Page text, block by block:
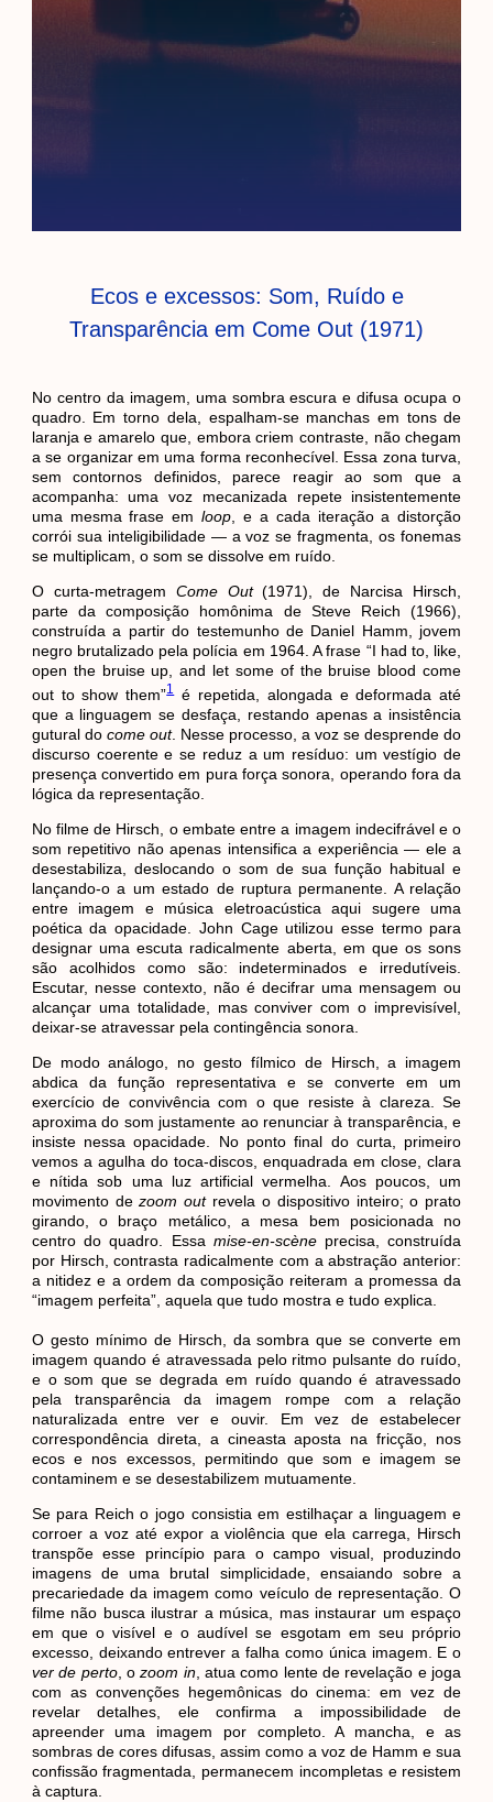
Ecos e excessos: Som, Ruído e
Transparência em Come Out (1971)
No centro da imagem, uma sombra escura e difusa ocupa o
quadro. Em torno dela, espalham-se manchas em tons de
laranja e amarelo que, embora criem contraste, não chegam
a se organizar em uma forma reconhecível. Essa zona turva,
sem contornos definidos, parece reagir ao som que a
acompanha: uma voz mecanizada repete insistentemente
uma mesma frase emloop, e a cada iteração a distorção
corrói sua inteligibilidade — a voz se fragmenta, os fonemas
se multiplicam, o som se dissolve em ruído.
O curta-metragem Come Out(1971), de Narcisa Hirsch,
parte da composição homônima de Steve Reich (1966),
construída a partir do testemunho de Daniel Hamm, jovem
negro brutalizado pela polícia em 1964. A frase “I had to, like,
open the bruise up, and let some of the bruise blood come
out to show them”1 é repetida, alongada e deformada até
que a linguagem se desfaça, restando apenas a insistência
gutural do come out. Nesse processo, a voz se desprende do
discurso coerente e se reduz a um resíduo: um vestígio de
presença convertido em pura força sonora, operando fora da
lógica da representação.
No filme de Hirsch, o embate entre a imagem indecifrável e o
som repetitivo não apenas intensifica a experiência — ele a
desestabiliza, deslocando o som de sua função habitual e
lançando-o a um estado de ruptura permanente. A relação
entre imagem e música eletroacústica aqui sugere uma
poética da opacidade. John Cage utilizou esse termo para
designar uma escuta radicalmente aberta, em que os sons
são acolhidos como são: indeterminados e irredutíveis.
Escutar, nesse contexto, não é decifrar uma mensagem ou
alcançar uma totalidade, mas conviver com o imprevisível,
deixar-se atravessar pela contingência sonora.
De modo análogo, no gesto fílmico de Hirsch, a imagem
abdica da função representativa e se converte em um
exercício de convivência com o que resiste à clareza. Se
aproxima do som justamente ao renunciar à transparência, e
insiste nessa opacidade. No ponto final do curta, primeiro
vemos a agulha do toca-discos, enquadrada em close, clara
e nítida sob uma luz artificial vermelha. Aos poucos, um
movimento dezoom outrevela o dispositivo inteiro; o prato
girando, o braço metálico, a mesa bem posicionada no
centro do quadro. Essa mise-en-scène precisa, construída
por Hirsch, contrasta radicalmente com a abstração anterior:
a nitidez e a ordem da composição reiteram a promessa da
“imagem perfeita”, aquela que tudo mostra e tudo explica.
O gesto mínimo de Hirsch, da sombra que se converte em
imagem quando é atravessada pelo ritmo pulsante do ruído,
e o som que se degrada em ruído quando é atravessado
pela transparência da imagem rompe com a relação
naturalizada entre ver e ouvir. Em vez de estabelecer
correspondência direta, a cineasta aposta na fricção, nos
ecos e nos excessos, permitindo que som e imagem se
contaminem e se desestabilizem mutuamente.
Se para Reich o jogo consistia em estilhaçar a linguagem e
corroer a voz até expor a violência que ela carrega, Hirsch
transpõe esse princípio para o campo visual, produzindo
imagens de uma brutal simplicidade, ensaiando sobre a
precariedade da imagem como veículo de representação. O
filme não busca ilustrar a música, mas instaurar um espaço
em que o visível e o audível se esgotam em seu próprio
excesso, deixando entrever a falha como única imagem. E o
ver de perto, ozoom in, atua como lente de revelação e joga
com as convenções hegemônicas do cinema: em vez de
revelar detalhes, ele confirma a impossibilidade de
apreender uma imagem por completo. A mancha, e as
sombras de cores difusas, assim como a voz de Hamm e sua
confissão fragmentada, permanecem incompletas e resistem
à captura.